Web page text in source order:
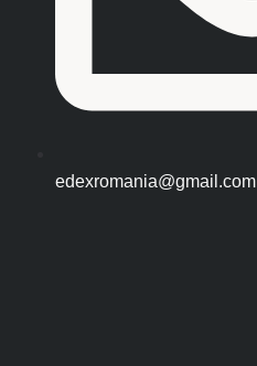
edexromania@gmail.com